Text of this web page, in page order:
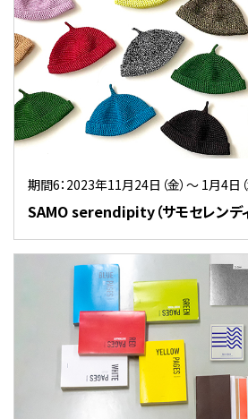
期間6：2023年11月24日（金）～ 1月4日（
SAMO serendipity（サモセレンディ